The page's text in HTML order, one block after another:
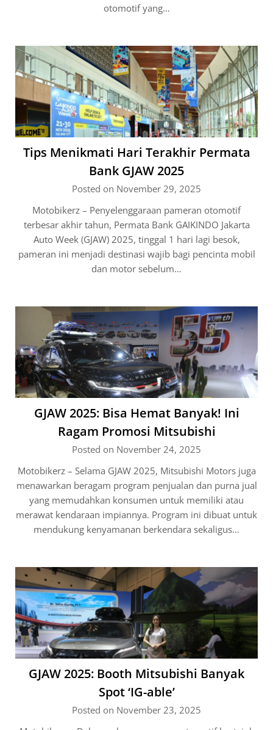
otomotif yang…
Tips Menikmati Hari Terakhir Permata
Bank GJAW 2025
Posted on November 29, 2025
Motobikerz – Penyelenggaraan pameran otomotif
terbesar akhir tahun, Permata Bank GAIKINDO Jakarta
Auto Week (GJAW) 2025, tinggal 1 hari lagi besok,
pameran ini menjadi destinasi wajib bagi pencinta mobil
dan motor sebelum…
GJAW 2025: Bisa Hemat Banyak! Ini
Ragam Promosi Mitsubishi
Posted on November 24, 2025
Motobikerz – Selama GJAW 2025, Mitsubishi Motors juga
menawarkan beragam program penjualan dan purna jual
yang memudahkan konsumen untuk memiliki atau
merawat kendaraan impiannya. Program ini dibuat untuk
mendukung kenyamanan berkendara sekaligus…
GJAW 2025: Booth Mitsubishi Banyak
Spot ‘IG-able’
Posted on November 23, 2025